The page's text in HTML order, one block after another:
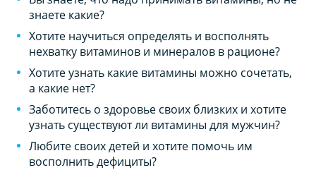
знаете какие?
Хотите научиться определять и восполнять
нехватку витаминов и минералов в рационе?
Хотите узнать какие витамины можно сочетать,
а какие нет?
Заботитесь о здоровье своих близких и хотите
узнать существуют ли витамины для мужчин?
Любите своих детей и хотите помочь им
восполнить дефициты?